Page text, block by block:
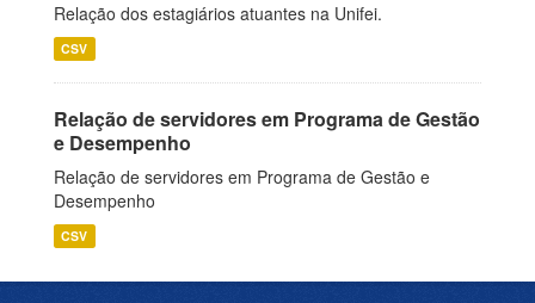
Relação dos estagiários atuantes na Unifei.
CSV
Relação de servidores em Programa de Gestão
e Desempenho
Relação de servidores em Programa de Gestão e
Desempenho
CSV